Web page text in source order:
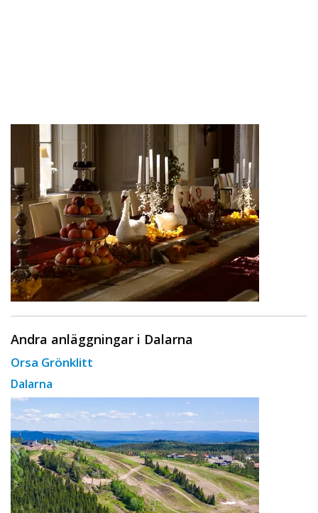
Andra anläggningar i Dalarna
Orsa Grönklitt
Dalarna